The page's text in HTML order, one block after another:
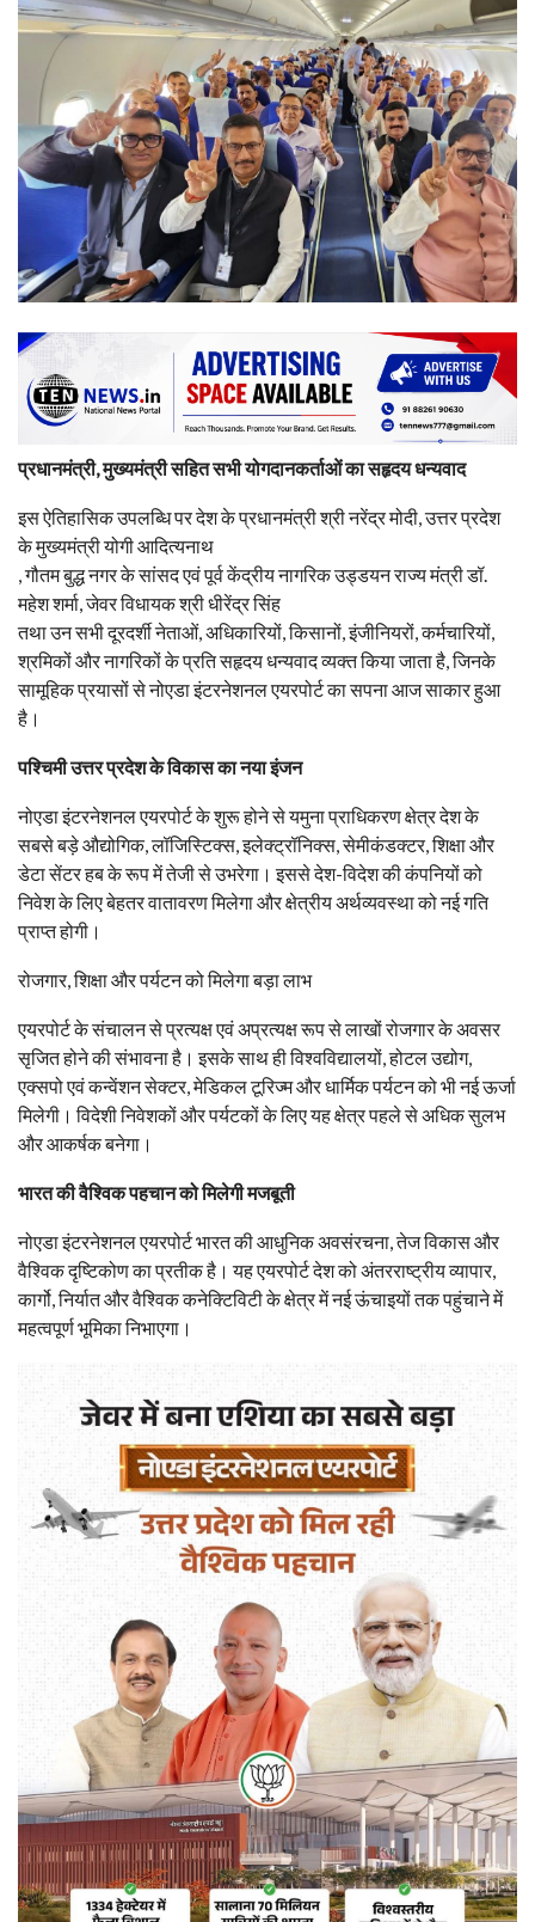
प्रधानमंत्री, मुख्यमंत्री सहित सभी योगदानकर्ताओं का सहृदय धन्यवाद
इस ऐतिहासिक उपलब्धि पर देश के प्रधानमंत्री श्री नरेंद्र मोदी, उत्तर प्रदेश
के मुख्यमंत्री योगी आदित्यनाथ
, गौतम बुद्ध नगर के सांसद एवं पूर्व केंद्रीय नागरिक उड्डयन राज्य मंत्री डॉ.
महेश शर्मा, जेवर विधायक श्री धीरेंद्र सिंह
तथा उन सभी दूरदर्शी नेताओं, अधिकारियों, किसानों, इंजीनियरों, कर्मचारियों,
श्रमिकों और नागरिकों के प्रति सहृदय धन्यवाद व्यक्त किया जाता है, जिनके
सामूहिक प्रयासों से नोएडा इंटरनेशनल एयरपोर्ट का सपना आज साकार हुआ
है।
पश्चिमी उत्तर प्रदेश के विकास का नया इंजन
नोएडा इंटरनेशनल एयरपोर्ट के शुरू होने से यमुना प्राधिकरण क्षेत्र देश के
सबसे बड़े औद्योगिक, लॉजिस्टिक्स, इलेक्ट्रॉनिक्स, सेमीकंडक्टर, शिक्षा और
डेटा सेंटर हब के रूप में तेजी से उभरेगा। इससे देश-विदेश की कंपनियों को
निवेश के लिए बेहतर वातावरण मिलेगा और क्षेत्रीय अर्थव्यवस्था को नई गति
प्राप्त होगी।
रोजगार, शिक्षा और पर्यटन को मिलेगा बड़ा लाभ
एयरपोर्ट के संचालन से प्रत्यक्ष एवं अप्रत्यक्ष रूप से लाखों रोजगार के अवसर
सृजित होने की संभावना है। इसके साथ ही विश्वविद्यालयों, होटल उद्योग,
एक्सपो एवं कन्वेंशन सेक्टर, मेडिकल टूरिज्म और धार्मिक पर्यटन को भी नई ऊर्जा
मिलेगी। विदेशी निवेशकों और पर्यटकों के लिए यह क्षेत्र पहले से अधिक सुलभ
और आकर्षक बनेगा।
भारत की वैश्विक पहचान को मिलेगी मजबूती
नोएडा इंटरनेशनल एयरपोर्ट भारत की आधुनिक अवसंरचना, तेज विकास और
वैश्विक दृष्टिकोण का प्रतीक है। यह एयरपोर्ट देश को अंतरराष्ट्रीय व्यापार,
कार्गो, निर्यात और वैश्विक कनेक्टिविटी के क्षेत्र में नई ऊंचाइयों तक पहुंचाने में
महत्वपूर्ण भूमिका निभाएगा।